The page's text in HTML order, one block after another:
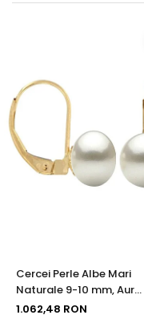
Cercei Perle Albe Mari
Naturale 9-10 mm, Aur
Galben 14K, Formă Buton,
1.062,48 RON